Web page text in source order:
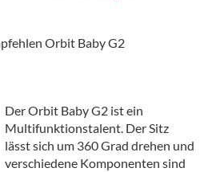
Orbit Baby G2
Der Orbit Baby G2 ist ein
Multifunktionstalent. Der Sitz
lässt sich um 360 Grad drehen und
verschiedene Komponenten sind